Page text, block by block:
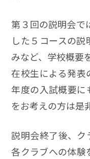
第３回の説明会で
した５コースの
みなど、学校概要
在校生による発表
年度の入試概要に
をお考えの方は是
説明会終了後、ク
各クラブへの体験